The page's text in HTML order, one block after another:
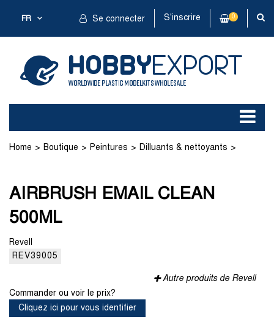
FR Se connecter S'inscrire 0
Home Boutique Peintures Dilluants & nettoyants
AIRBRUSH EMAIL CLEAN
500ML
Revell
REV39005
Autre produits de Revell
Commander ou voir le prix?
Cliquez ici pour vous identifier